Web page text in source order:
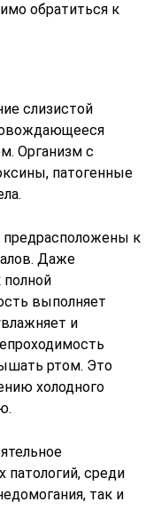
обратиться к
слизистой
Организм с
патогенные
к
Даже
полной
выполняет
и
ртом. Это
холодного
патологий, среди
так и